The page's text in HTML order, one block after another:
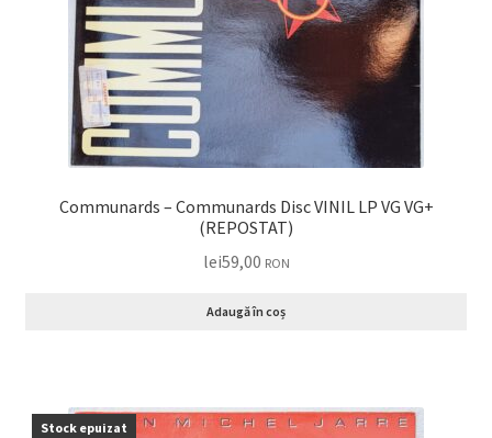
Communards – Communards Disc VINIL LP VG VG+
(REPOSTAT)
lei59,00 RON
Adaugă în coș
Stock epuizat